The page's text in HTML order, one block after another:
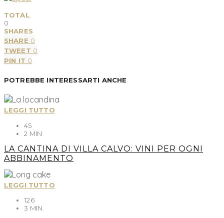
TOTAL
0
SHARES
SHARE 0
TWEET 0
PIN IT 0
POTREBBE INTERESSARTI ANCHE
LEGGI TUTTO
45
2 MIN
LA CANTINA DI VILLA CALVO: VINI PER OGNI
ABBINAMENTO
LEGGI TUTTO
126
3 MIN